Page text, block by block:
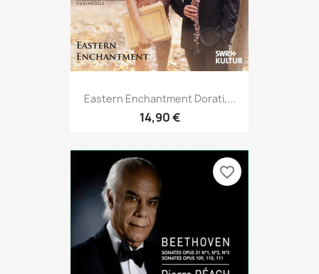
Eastern Enchantment Dorati,...
14,90 €
favorite_border